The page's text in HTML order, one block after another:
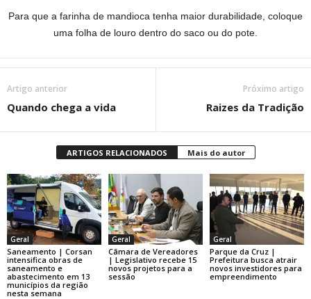
Para que a farinha de mandioca tenha maior durabilidade, coloque
uma folha de louro dentro do saco ou do pote.
Artigo anterior
Quando chega a vida
Próximo artigo
Raizes da Tradição
ARTIGOS RELACIONADOS Mais do autor
Geral
Saneamento | Corsan
intensifica obras de
saneamento e
abastecimento em 13
municípios da região
nesta semana
Geral
Câmara de Vereadores
| Legislativo recebe 15
novos projetos para a
sessão
Geral
Parque da Cruz |
Prefeitura busca atrair
novos investidores para
empreendimento